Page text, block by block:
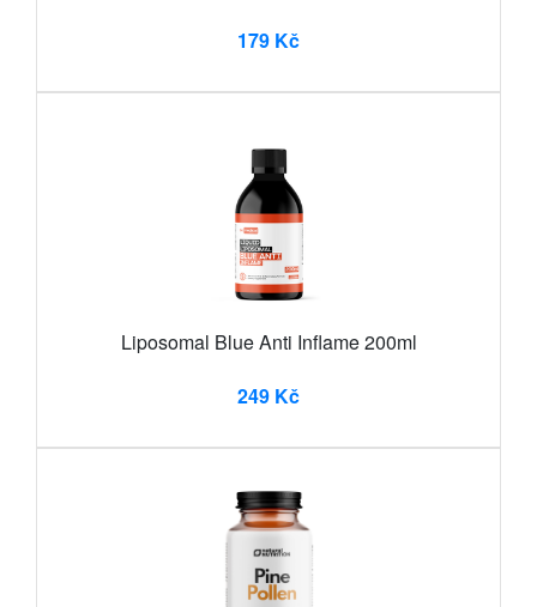
179 Kč
Liposomal Blue Anti Inflame 200ml
249 Kč